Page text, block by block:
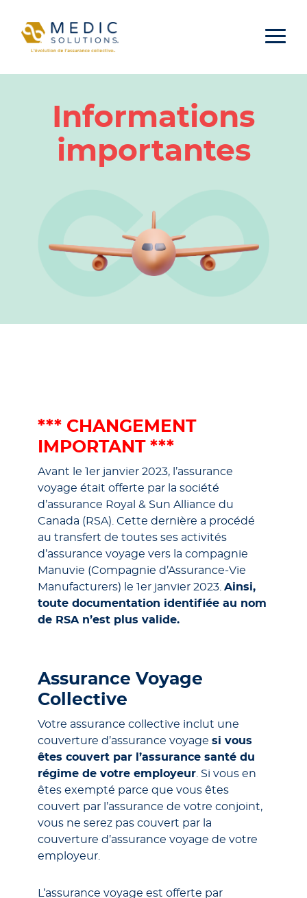
Informations
importantes
*** CHANGEMENT
IMPORTANT ***
Avant le 1er janvier 2023, l’assurance
voyage était offerte par la société
d’assurance Royal & Sun Alliance du
Canada (RSA). Cette dernière a procédé
au transfert de toutes ses activités
d’assurance voyage vers la compagnie
Manuvie (Compagnie d’Assurance-Vie
Manufacturers) le 1er janvier 2023. Ainsi,
toute documentation identifiée au nom
de RSA n’est plus valide.
Assurance Voyage
Collective
Votre assurance collective inclut une
couverture d’assurance voyage si vous
êtes couvert par l’assurance santé du
régime de votre employeur. Si vous en
êtes exempté parce que vous êtes
couvert par l’assurance de votre conjoint,
vous ne serez pas couvert par la
couverture d’assurance voyage de votre
employeur.
L’assurance voyage est offerte par